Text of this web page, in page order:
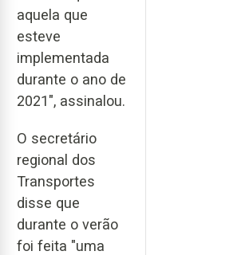
aquela que
esteve
implementada
durante o ano de
2021", assinalou.
O secretário
regional dos
Transportes
disse que
durante o verão
foi feita "uma